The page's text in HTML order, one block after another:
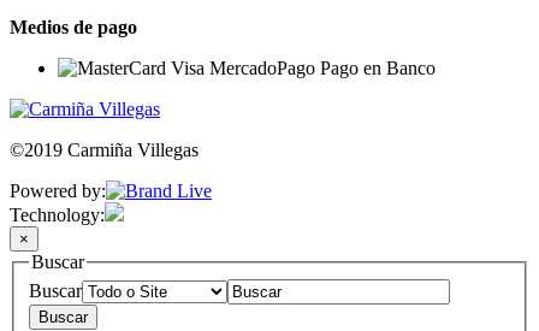
Medios de pago
©2019 Carmiña Villegas
Powered by:
Technology:
×
Buscar
Buscar